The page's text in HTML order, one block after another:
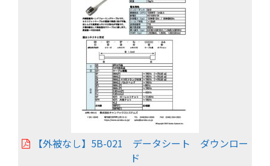
【外被なし】5B-021 データシート ダウンロー
ド